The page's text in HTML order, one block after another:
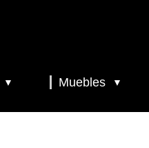
▼ Muebles ▼